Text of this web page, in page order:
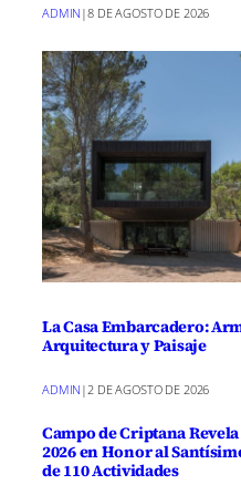
ADMIN |8 DE AGOSTO DE 2026
La Casa Embarcadero:
Arquitectura y Paisaje
ADMIN |2 DE AGOSTO DE 2026
Campo de Criptana
2026 en Honor al
de 110 Actividades